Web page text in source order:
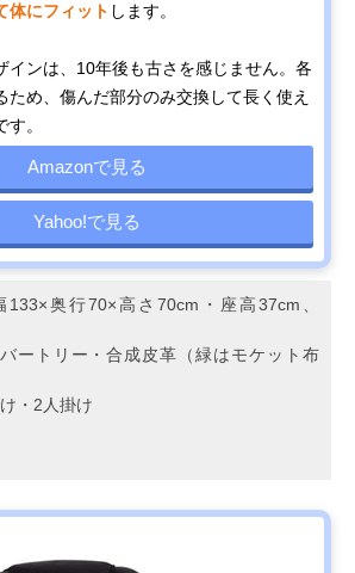
体にフィット します。
インは、10年後も古さを感じません。各
ため、傷んだ部分のみ交換して長く使え
。
Amazonで見る
Yahoo!で見る
133×奥行70×高さ70cm・座高37cm、
ートリー・合成皮革（緑はモケット布
・2人掛け